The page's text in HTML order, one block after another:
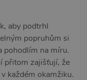
aby podtrhl
popruhům si
pohodlím na míru.
přitom zajišťují, že
každém okamžiku.